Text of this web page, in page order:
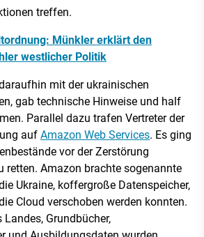
treffen.
Münkler erklärt den
westlicher Politik
mit der ukrainischen
gab technische Hinweise und half
Parallel dazu trafen Vertreter der
auf Amazon Web Services. Es ging
vor der Zerstörung
retten. Amazon brachte sogenannte
Ukraine, koffergroße Datenspeicher,
Cloud verschoben werden konnten.
Grundbücher,